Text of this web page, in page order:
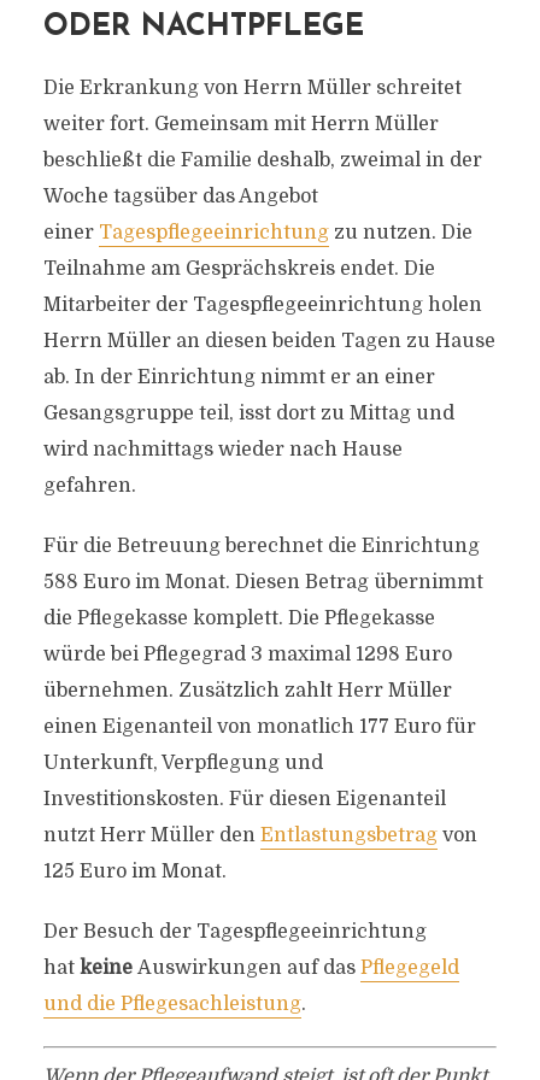
ODER NACHTPFLEGE
Die Erkrankung von Herrn Müller schreitet
weiter fort. Gemeinsam mit Herrn Müller
beschließt die Familie deshalb, zweimal in der
Woche tagsüber das Angebot
einer Tagespflegeeinrichtungzu nutzen. Die
Teilnahme am Gesprächskreis endet. Die
Mitarbeiter der Tagespflegeeinrichtung holen
Herrn Müller an diesen beiden Tagen zu Hause
ab. In der Einrichtung nimmt er an einer
Gesangsgruppe teil, isst dort zu Mittag und
wird nachmittags wieder nach Hause
gefahren.
Für die Betreuung berechnet die Einrichtung
588 Euro im Monat. Diesen Betrag übernimmt
die Pflegekasse komplett. Die Pflegekasse
würde bei Pflegegrad 3 maximal 1298 Euro
übernehmen. Zusätzlich zahlt Herr Müller
einen Eigenanteil von monatlich 177 Euro für
Unterkunft, Verpflegung und
Investitionskosten. Für diesen Eigenanteil
nutzt Herr Müller den Entlastungsbetragvon
125 Euro im Monat.
Der Besuch der Tagespflegeeinrichtung
hat keineAuswirkungen auf das Pflegegeld
und die Pflegesachleistung.